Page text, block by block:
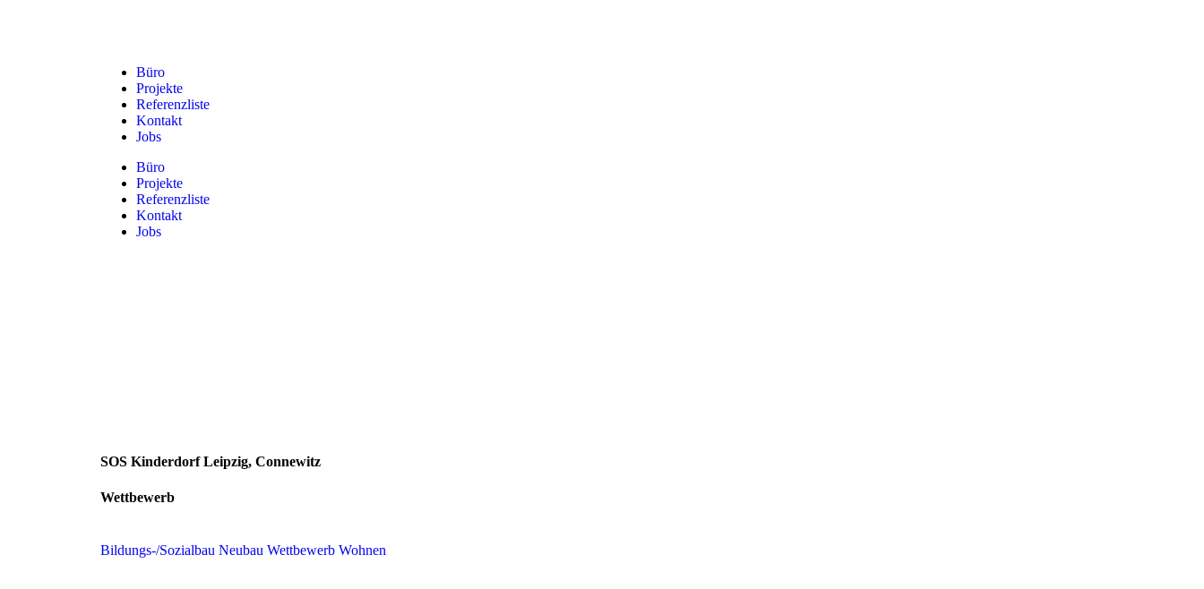
Büro
Projekte
Referenzliste
Kontakt
Jobs
Büro
Projekte
Referenzliste
Kontakt
Jobs
SOS Kinderdorf Leipzig, Connewitz
Wettbewerb
Bildungs-/Sozialbau Neubau Wettbewerb Wohnen